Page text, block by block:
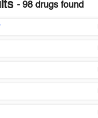
- 98 drugs found